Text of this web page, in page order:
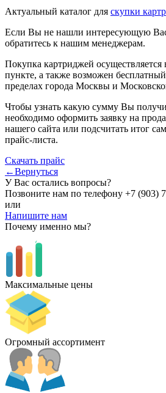
Актуальный каталог для скупки
Если Вы не нашли интересующую Вас
обратитесь к нашим менеджерам.
Покупка картриджей
пункте, а также возможен
пределах города Москвы и
Чтобы узнать какую сумму Вы
необходимо оформить заявку на
нашего сайта или подсчитать итог
прайс-листа.
Скачать прайс
←Вернуться
У Вас остались вопросы?
Позвоните нам по телефону +7 (903)
или
Напишите нам
Почему именно мы?
Максимальные цены
Огромный ассортимент